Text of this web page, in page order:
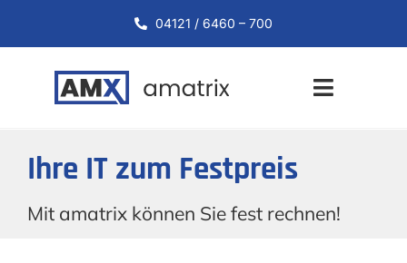
Inhalt
springen
04121 / 6460 – 700
Toggle
Ihre IT zum Festpreis
Mit amatrix können Sie fest rechnen!